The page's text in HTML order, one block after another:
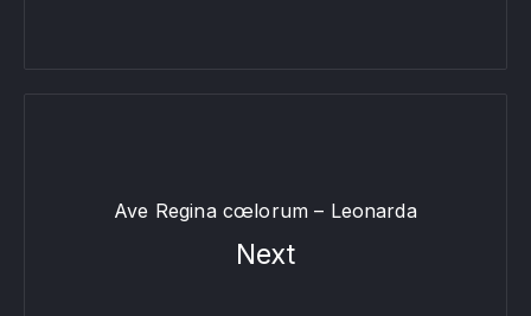
Ave Regina cœlorum – Leonarda
Next